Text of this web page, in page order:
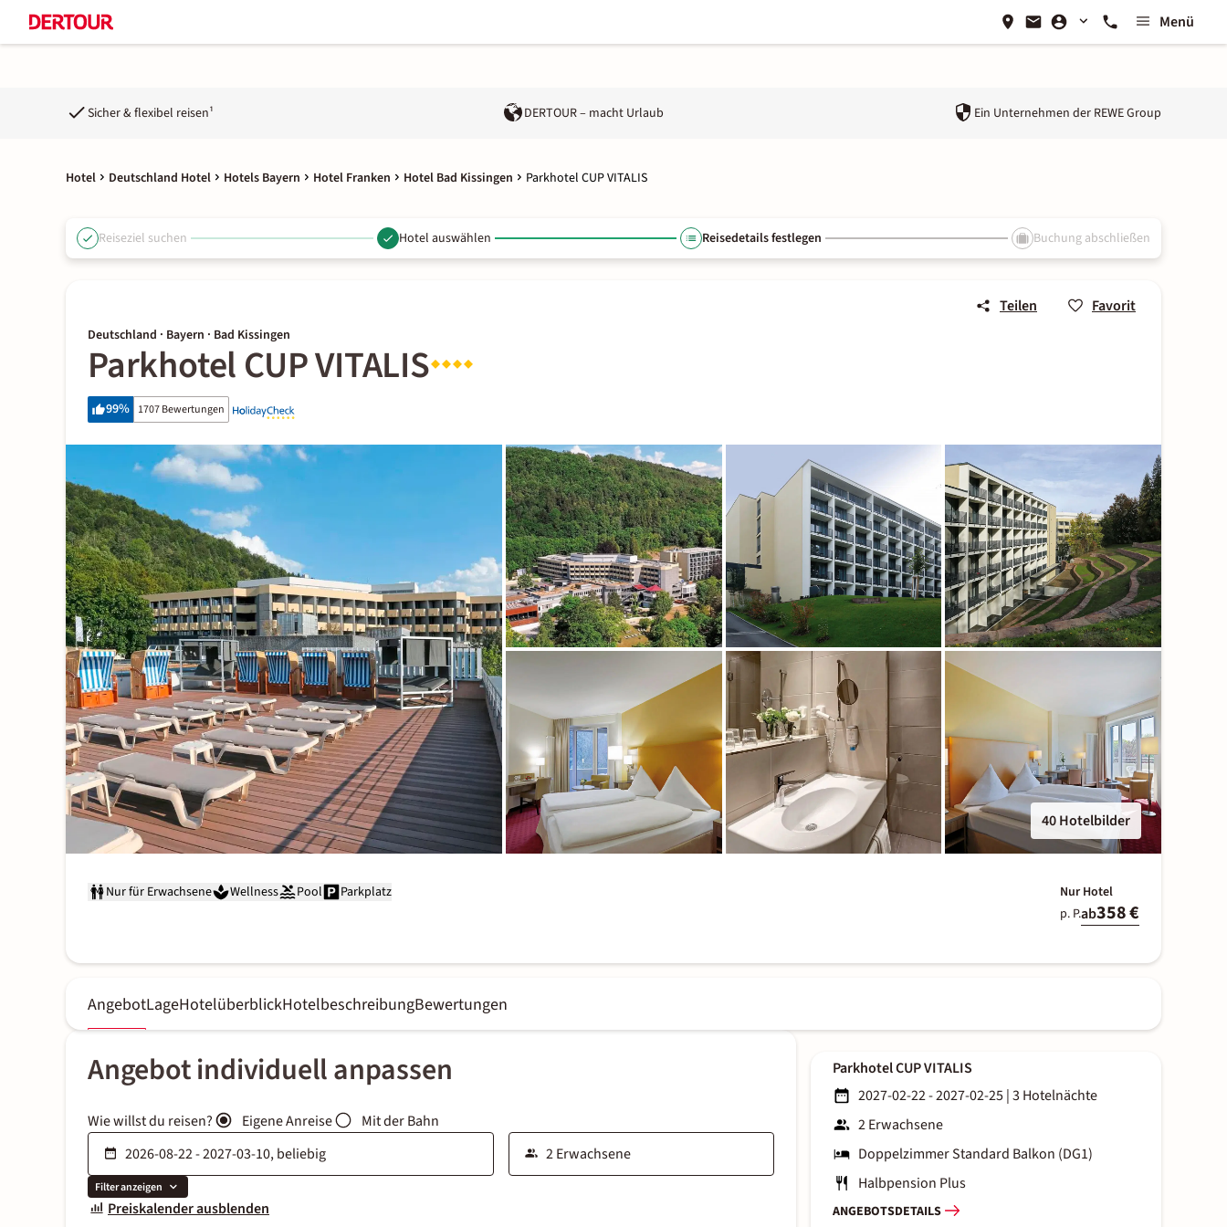
Menü
Sicher & flexibel reisen¹ DERTOUR – macht Urlaub Ein Unternehmen der REWE Group
Hotel Deutschland Hotel Hotels Bayern Hotel Franken Hotel Bad Kissingen Parkhotel CUP VITALIS
Reiseziel suchen Hotel auswählen Reisedetails festlegen Buchung abschließen
Teilen Favorit
Deutschland · Bayern · Bad Kissingen
Parkhotel CUP VITALIS
99% 1707 Bewertungen
40 Hotelbilder
Nur für Erwachsene Wellness Pool Parkplatz
Nur Hotel
p. P.ab358 €
AngebotLageHotelüberblickHotelbeschreibungBewertungen
Angebot individuell anpassen
Wie willst du reisen? Eigene Anreise Mit der Bahn
Filter anzeigen
Preiskalender ausblenden
Parkhotel CUP VITALIS
2027-02-22 - 2027-02-25|3 Hotelnächte
2 Erwachsene
Doppelzimmer Standard Balkon (DG1)
Halbpension Plus
ANGEBOTSDETAILS